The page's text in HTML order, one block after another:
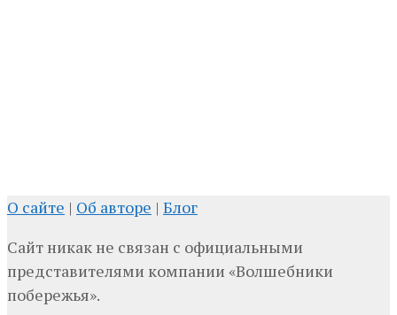
О сайте | Об авторе | Блог
Сайт никак не связан с официальными
представителями компании «Волшебники
побережья».